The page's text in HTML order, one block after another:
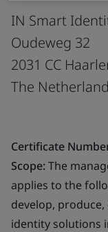
IN Smart
Oudeweg 32
2031 CC
The
Certificate
Scope:The
applies to the
develop,
identity solutions